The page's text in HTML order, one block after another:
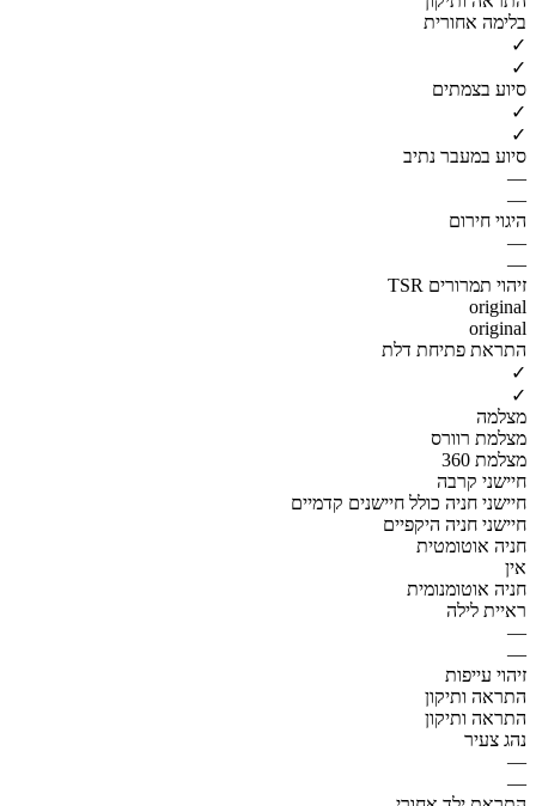
בלימה אחורית
✓
✓
סיוע בצמתים
✓
✓
סיוע במעבר נתיב
—
—
היגוי חירום
—
—
זיהוי תמרורים TSR
original
original
התראת פתיחת דלת
✓
✓
מצלמה
מצלמת רוורס
מצלמת 360
חיישני קרבה
חיישני חניה כולל חיישנים קדמיים
חיישני חניה היקפיים
חניה אוטומטית
אין
חניה אוטומנומית
ראיית לילה
—
—
זיהוי עייפות
התראה ותיקון
התראה ותיקון
נהג צעיר
—
—